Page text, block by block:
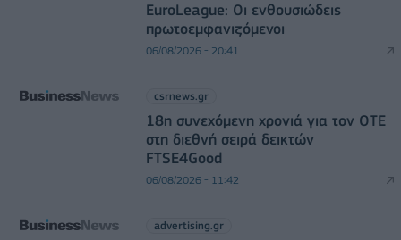
EuroLeague: Οι ενθουσιώδεις
πρωτοεμφανιζόμενοι
06/08/2026 - 20:41
csrnews.gr
18η συνεχόμενη χρονιά για τον ΟΤΕ
στη διεθνή σειρά δεικτών
FTSE4Good
06/08/2026 - 11:42
advertising.gr